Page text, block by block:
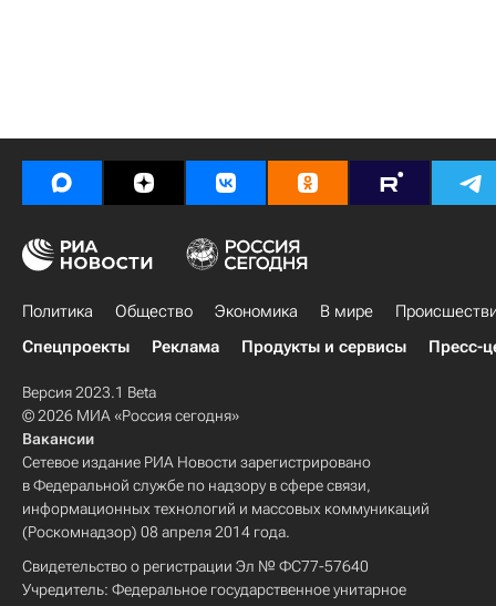
Политика Общество Экономика В мире
Спецпроекты
Реклама Продукты и сервисы Пресс-
Версия 2023.1 Beta
© 2026 МИА «Россия сегодня»
Вакансии
Сетевое издание РИА Новости зарегистрировано
в Федеральной службе по надзору в сфере связи,
информационных технологий и массовых коммуникаций
(Роскомнадзор) 08 апреля 2014 года.
Свидетельство о регистрации Эл № ФС77-57640
Учредитель: Федеральное государственное унитарное